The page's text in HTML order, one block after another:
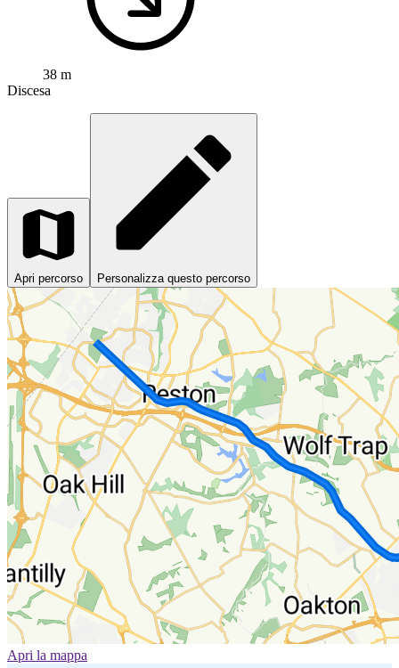
38 m
Discesa
Apri percorso Personalizza questo percorso
Apri la mappa